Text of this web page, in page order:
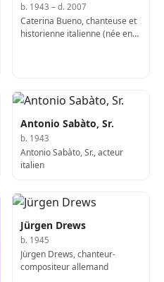
b. 1943 – d. 2007
Caterina Bueno, chanteuse et
historienne italienne (née en
Antonio Sabàto, Sr.
b. 1943
Antonio Sabàto, Sr., acteur
italien
Jürgen Drews
b. 1945
Jürgen Drews, chanteur-
compositeur allemand